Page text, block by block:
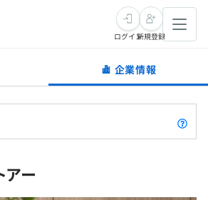
ログイン新規登録
企業情報
アー